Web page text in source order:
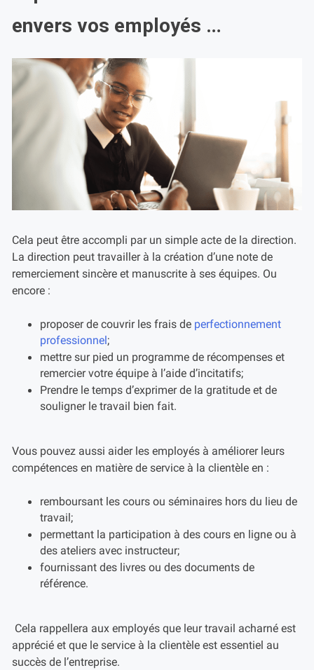
envers vos employés …
Cela peut être accompli par un simple acte de la direction.
La direction peut travailler à la création d’une note de
remerciement sincère et manuscrite à ses équipes. Ou
encore :
proposer de couvrir les frais de perfectionnement
professionnel ;
mettre sur pied un programme de récompenses et
remercier votre équipe à l’aide d’incitatifs;
Prendre le temps d’exprimer de la gratitude et de
souligner le travail bien fait.
Vous pouvez aussi aider les employés à améliorer leurs
compétences en matière de service à la clientèle en :
remboursant les cours ou séminaires hors du lieu de
travail;
permettant la participation à des cours en ligne ou à
des ateliers avec instructeur;
fournissant des livres ou des documents de
référence.
Cela rappellera aux employés que leur travail acharné est
apprécié et que le service à la clientèle est essentiel au
succès de l’entreprise.